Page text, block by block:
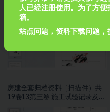
相关文章
房建全套归档资料（扫描件）共
19卷13第三卷 施工试验记录及检
人已经注册使用。为了方
箱。
站点问题，资料下载问题